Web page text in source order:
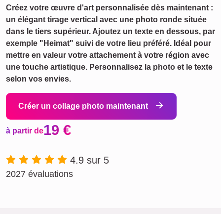
Créez votre œuvre d'art personnalisée dès maintenant :
un élégant tirage vertical avec une photo ronde située
dans le tiers supérieur. Ajoutez un texte en dessous, par
exemple "Heimat" suivi de votre lieu préféré. Idéal pour
mettre en valeur votre attachement à votre région avec
une touche artistique. Personnalisez la photo et le texte
selon vos envies.
Créer un collage photo maintenant
à partir de19 €
4.9 sur 5
2027 évaluations